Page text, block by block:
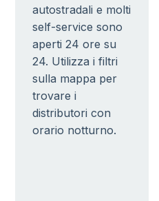
autostradali e molti
self-service sono
aperti 24 ore su
24. Utilizza i filtri
sulla mappa per
trovare i
distributori con
orario notturno.